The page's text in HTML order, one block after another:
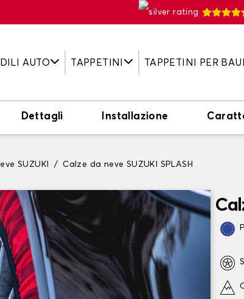
AUTO TAPPETINI TAPPETINI PER
Dettagli Installazione
SUZUKI Calze da neve SUZUKI SPLASH